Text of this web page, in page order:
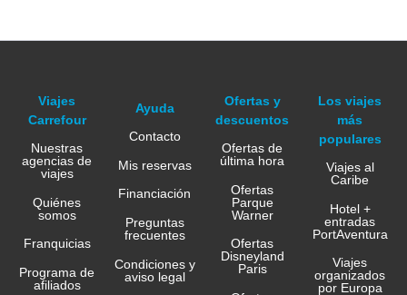
Viajes
Carrefour
Nuestras
agencias de
viajes
Quiénes
somos
Franquicias
Programa de
afiliados
Ayuda
Contacto
Mis reservas
Financiación
Preguntas
frecuentes
Condiciones y
aviso legal
Ofertas y
descuentos
Ofertas de
última hora
Ofertas
Parque
Warner
Ofertas
Disneyland
Paris
Los viajes
más
populares
Viajes al
Caribe
Hotel +
entradas
PortAventura
Viajes
organizados
por Europa